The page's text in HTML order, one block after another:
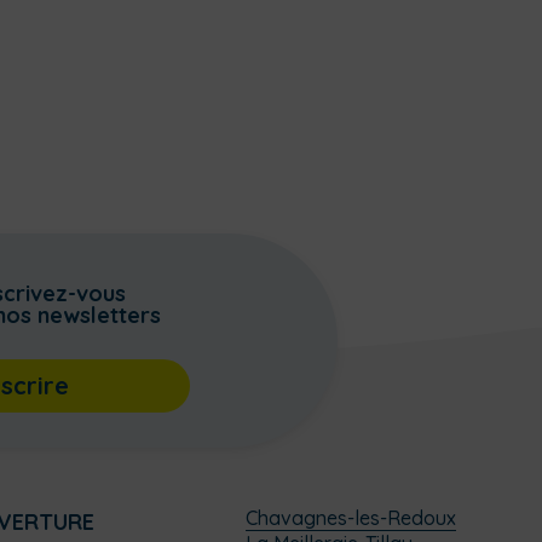
vous
newsletters
Chavagnes-les-Redoux